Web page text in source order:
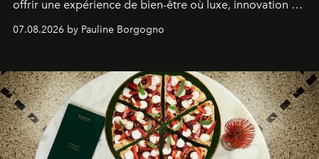
offrir une expérience de bien-être où luxe, innovation et
expertise se rencontrent.
07.08.2026 by Pauline Borgogno